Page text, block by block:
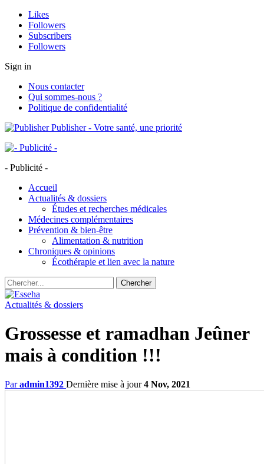
Likes
Followers
Subscribers
Followers
Sign in
Nous contacter
Qui sommes-nous ?
Politique de confidentialité
Publisher - Votre santé, une priorité
- Publicité -
Accueil
Actualités & dossiers
Études et recherches médicales
Médecines complémentaires
Prévention & bien-être
Alimentation & nutrition
Chroniques & opinions
Écothérapie et lien avec la nature
Actualités & dossiers
Grossesse et ramadhan Jeûner
mais à condition !!!
Paradmin1392 Dernière mise à jour4 Nov, 2021